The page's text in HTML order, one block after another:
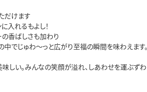
だけます
入れるもよし！
香ばしさも加わり
でじゅわ～っと広がり至福の瞬間を味わえます。
しい。みんなの笑顔が溢れ、しあわせを運ぶずわ